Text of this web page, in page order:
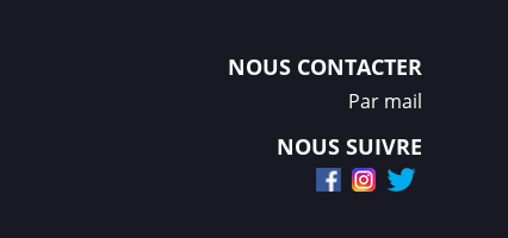
NOUS CONTACTER
Par mail
NOUS SUIVRE